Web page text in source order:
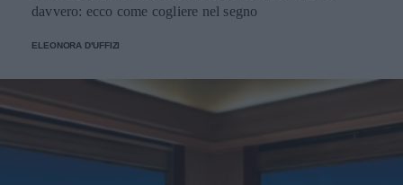
davvero: ecco come cogliere nel segno
ELEONORA D'UFFIZI